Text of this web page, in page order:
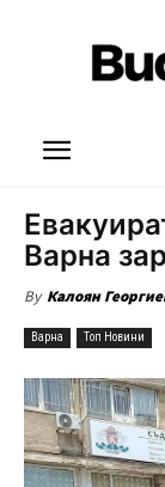
Варна
By Калоян
Варна Топ Новини